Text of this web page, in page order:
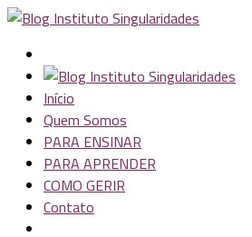
Início
Quem Somos
PARA ENSINAR
PARA APRENDER
COMO GERIR
Contato